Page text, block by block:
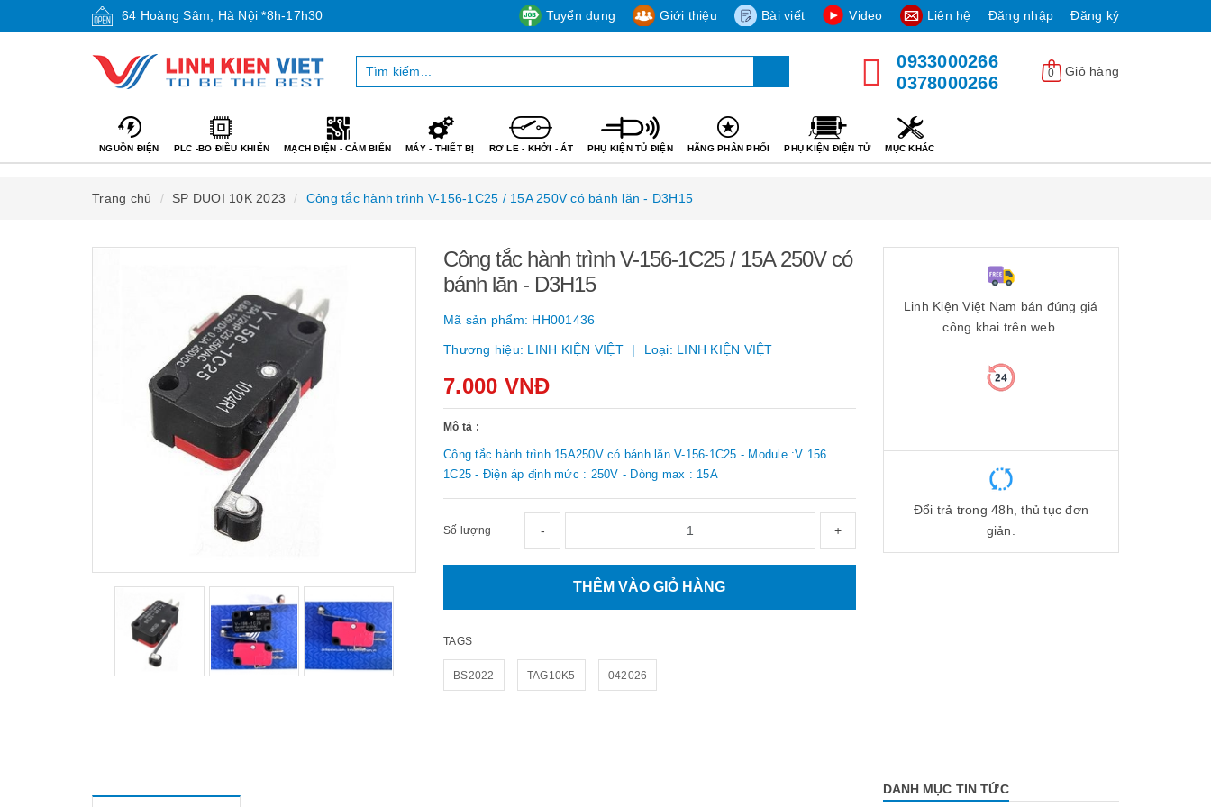
64 Hoàng Sâm, Hà Nội *8h-17h30 Tuyển dụng Giới thiệu Bài viết Video Liên hệ Đăng nhập Đăng ký
0933000266
0378000266
0 Giỏ hàng
NGUỒN ĐIỆN PLC -BO ĐIỀU KHIỂN MẠCH ĐIỆN - CẢM BIẾN MÁY - THIẾT BỊ RƠ LE - KHỞI - ÁT PHỤ KIỆN TỦ ĐIỆN HÃNG PHÂN PHỐI PHỤ KIỆN ĐIỆN TỬ MỤC KHÁC
Trang chủ SP DUOI 10K 2023 Công tắc hành trình V-156-1C25 / 15A 250V có bánh lăn - D3H15
Công tắc hành trình V-156-1C25 / 15A 250V có
bánh lăn - D3H15
Mã sản phẩm: HH001436
Thương hiệu: LINH KIỆN VIỆT Loại: LINH KIỆN VIỆT
7.000 VNĐ
Mô tả :
Công tắc hành trình 15A250V có bánh lăn V-156-1C25 - Module :V 156
1C25 - Điện áp định mức : 250V - Dòng max : 15A
Số lượng - +
THÊM VÀO GIỎ HÀNG
TAGS
BS2022 TAG10K5 042026
Linh Kiện Việt Nam bán đúng giá
công khai trên web.
Đổi trả trong 48h, thủ tục đơn
giản.
DANH MỤC TIN TỨC